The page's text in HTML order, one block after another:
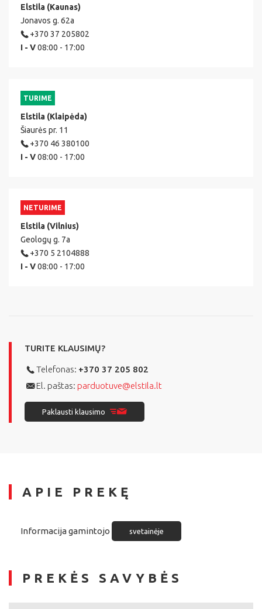
Elstila (Kaunas)
Jonavos g. 62a
+370 37 205802
I - V08:00 - 17:00
TURIME
Elstila (Klaipėda)
Šiaurės pr. 11
+370 46 380100
I - V08:00 - 17:00
NETURIME
Elstila (Vilnius)
Geologų g. 7a
+370 5 2104888
I - V08:00 - 17:00
TURITE KLAUSIMŲ?
Telefonas: +370 37 205 802
El. paštas: parduotuve@elstila.lt
Paklausti klausimo
APIE PREKĘ
Informacija gamintojo svetainėje
PREKĖS SAVYBĖS